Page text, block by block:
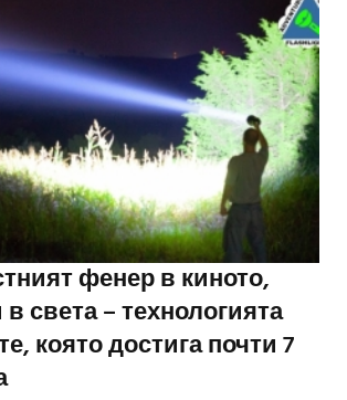
фенер в киното,
света – технологията
която достига почти 7